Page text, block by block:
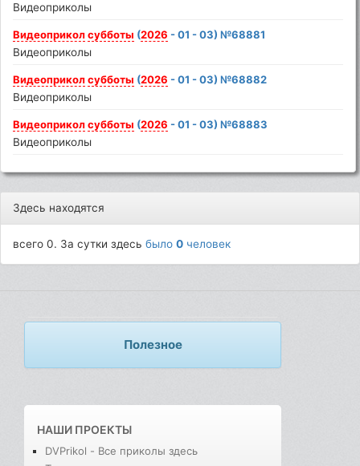
Видеоприколы
Видеоприкол субботы (2026 - 01 - 03) №68881
Видеоприколы
Видеоприкол субботы (2026 - 01 - 03) №68882
Видеоприколы
Видеоприкол субботы (2026 - 01 - 03) №68883
Видеоприколы
Здесь находятся
всего 0. За сутки здесьбыло0 человек
Полезное
НАШИ ПРОЕКТЫ
DVPrikol - Все приколы здесь